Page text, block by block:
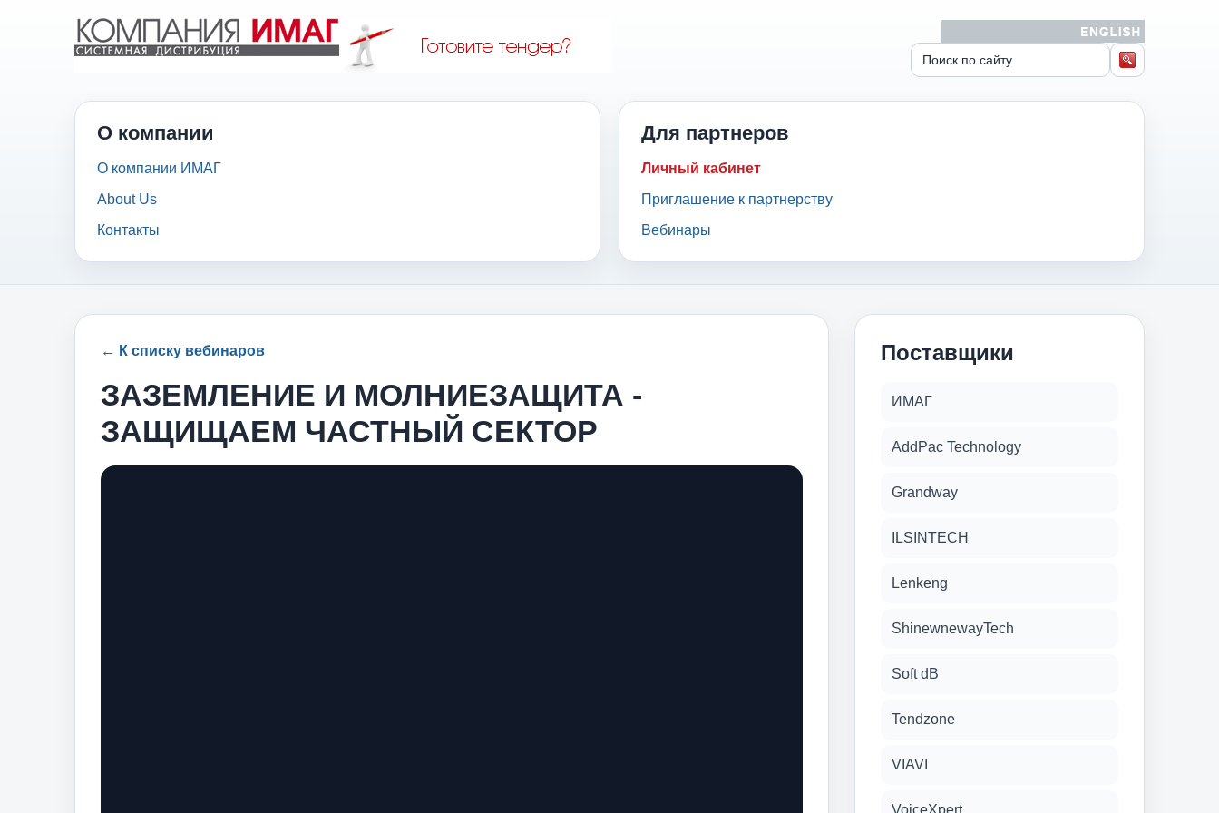
О компании
О компании ИМАГ
About Us
Контакты
Для партнеров
Личный кабинет
Приглашение к партнерству
Вебинары
← К списку вебинаров
ЗАЗЕМЛЕНИЕ И МОЛНИЕЗАЩИТА -
ЗАЩИЩАЕМ ЧАСТНЫЙ СЕКТОР
Поставщики
ИМАГ
AddPac Technology
Grandway
ILSINTECH
Lenkeng
ShinewnewayTech
Soft dB
Tendzone
VIAVI
VoiceXpert